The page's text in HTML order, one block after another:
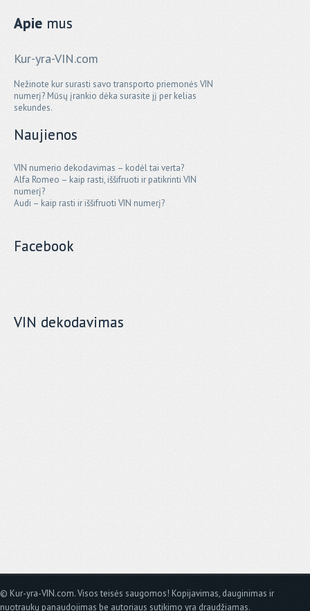
Apie mus
Kur-yra-VIN.com
Nežinote kur surasti savo transporto priemonės VIN
numerį? Mūsų įrankio dėka surasite jį per kelias
sekundes.
Naujienos
VIN numerio dekodavimas – kodėl tai verta?
Alfa Romeo – kaip rasti, iššifruoti ir patikrinti VIN
numerį?
Audi – kaip rasti ir iššifruoti VIN numerį?
Facebook
VIN dekodavimas
© Kur-yra-VIN.com. Visos teisės saugomos! Kopijavimas, dauginimas ir
nuotraukų panaudojimas be autoriaus sutikimo yra draudžiamas.